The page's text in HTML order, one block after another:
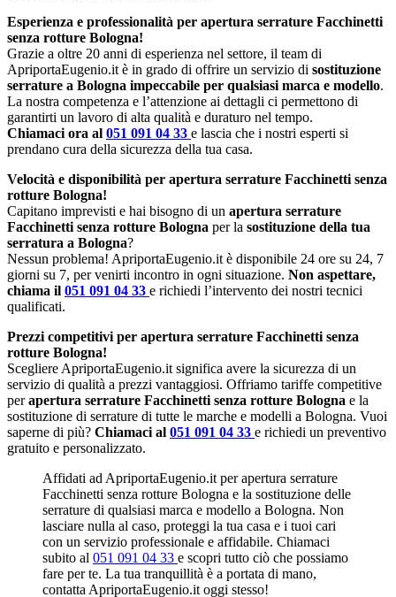
Esperienza e professionalità per apertura serrature Facchinetti
senza rotture Bologna!
Grazie a oltre 20 anni di esperienza nel settore, il team di
ApriportaEugenio.it è in grado di offrire un servizio di sostituzione
serrature a Bologna impeccabile per qualsiasi marca e modello.
La nostra competenza e l’attenzione ai dettagli ci permettono di
garantirti un lavoro di alta qualità e duraturo nel tempo.
Chiamaci ora al 051 091 04 33 e lascia che i nostri esperti si
prendano cura della sicurezza della tua casa.
Velocità e disponibilità per apertura serrature Facchinetti senza
rotture Bologna!
Capitano imprevisti e hai bisogno di un apertura serrature
Facchinetti senza rotture Bologna per la sostituzione della tua
serratura a Bologna?
Nessun problema! ApriportaEugenio.it è disponibile 24 ore su 24, 7
giorni su 7, per venirti incontro in ogni situazione. Non aspettare,
chiama il 051 091 04 33 e richiedi l’intervento dei nostri tecnici
qualificati.
Prezzi competitivi per apertura serrature Facchinetti senza
rotture Bologna!
Scegliere ApriportaEugenio.it significa avere la sicurezza di un
servizio di qualità a prezzi vantaggiosi. Offriamo tariffe competitive
perapertura serrature Facchinetti senza rotture Bologna e la
sostituzione di serrature di tutte le marche e modelli a Bologna. Vuoi
saperne di più? Chiamaci al 051 091 04 33 e richiedi un preventivo
gratuito e personalizzato.
Affidati ad ApriportaEugenio.it per apertura serrature
Facchinetti senza rotture Bologna e la sostituzione delle
serrature di qualsiasi marca e modello a Bologna. Non
lasciare nulla al caso, proteggi la tua casa e i tuoi cari
con un servizio professionale e affidabile. Chiamaci
subito al 051 091 04 33 e scopri tutto ciò che possiamo
fare per te. La tua tranquillità è a portata di mano,
contatta ApriportaEugenio.it oggi stesso!